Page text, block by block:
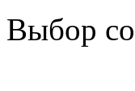
Выбор